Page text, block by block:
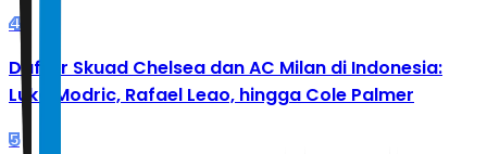
4
Daftar Skuad Chelsea dan AC Milan di Indonesia:
Luka Modric, Rafael Leao, hingga Cole Palmer
5